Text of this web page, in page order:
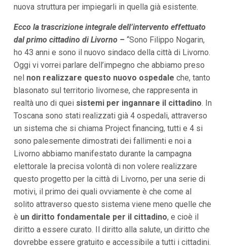
l
V
i
a
M
e
n
ù
P
r
n
i
p
a
e
V
i
i
f
o
nuova struttura per impiegarli in quella già esistente.
Ecco la trascrizione integrale dell’intervento effettuato
dal primo cittadino di Livorno – “Sono Filippo Nogarin,
ho 43 anni e sono il nuovo sindaco della città di Livorno.
Oggi vi vorrei parlare dell’impegno che abbiamo preso
nel non realizzare questo nuovo ospedale che, tanto
blasonato sul territorio livornese, che rappresenta in
realtà uno di quei sistemi per ingannare il cittadino. In
Toscana sono stati realizzati già 4 ospedali, attraverso
un sistema che si chiama Project financing, tutti e 4 si
sono palesemente dimostrati dei fallimenti e noi a
Livorno abbiamo manifestato durante la campagna
elettorale la precisa volontà di non volere realizzare
questo progetto per la città di Livorno, per una serie di
motivi, il primo dei quali ovviamente è che come al
solito attraverso questo sistema viene meno quelle che
è un diritto fondamentale per il cittadino, e cioè il
diritto a essere curato. Il diritto alla salute, un diritto che
dovrebbe essere gratuito e accessibile a tutti i cittadini.